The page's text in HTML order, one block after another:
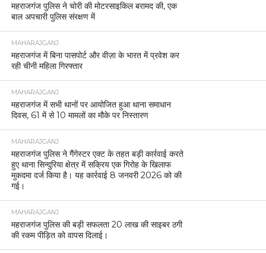
महराजगंज पुलिस ने चोरी की मोटरसाइकिल बरामद की, एक
बाल अपचारी पुलिस संरक्षण में
MAHARAJGANJ
महराजगंज में बिना पासपोर्ट और वीज़ा के भारत में प्रवेश कर
रही चीनी महिला गिरफ्तार
MAHARAJGANJ
महराजगंज में सभी थानों पर आयोजित हुआ थाना समाधान
दिवस, 61 में से 10 मामलों का मौके पर निस्तारण
MAHARAJGANJ
महराजगंज पुलिस ने गैंगेस्टर एक्ट के तहत बड़ी कार्रवाई करते
हुए थाना सिन्दुरिया क्षेत्र में सक्रिय एक गिरोह के खिलाफ
मुकदमा दर्ज किया है। यह कार्रवाई 8 जनवरी 2026 को की
गई।
MAHARAJGANJ
महराजगंज पुलिस की बड़ी सफलता 20 लाख की साइबर ठगी
की रकम पीड़ित को वापस दिलाई।